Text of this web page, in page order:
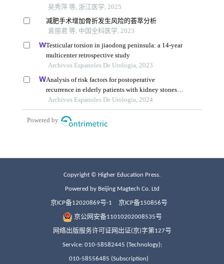
Copyright © Higher Education Press.
Powered by Beijing Magtech Co. Ltd
京ICP备12020869号-1 京ICP备150856号
京公网安备11010202008535号
网络出版服务许可证网出证(京)字第127号
Service: 010-58582445 (Technology);
010-58556485 (Subscription)